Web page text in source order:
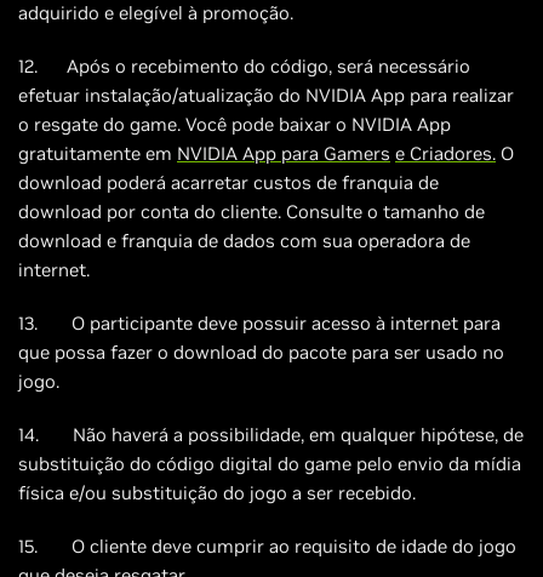
adquirido e elegível à promoção.
12. Após o recebimento do código, será necessário
efetuar instalação/atualização do NVIDIA App para realizar
o resgate do game. Você pode baixar o NVIDIA App
gratuitamente em NVIDIA App para Gamers e Criadores. O
download poderá acarretar custos de franquia de
download por conta do cliente. Consulte o tamanho de
download e franquia de dados com sua operadora de
internet.
13. O participante deve possuir acesso à internet para
que possa fazer o download do pacote para ser usado no
jogo.
14. Não haverá a possibilidade, em qualquer hipótese, de
substituição do código digital do game pelo envio da mídia
física e/ou substituição do jogo a ser recebido.
15. O cliente deve cumprir ao requisito de idade do jogo